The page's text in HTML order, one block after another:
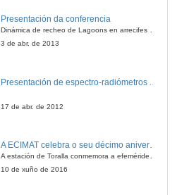
Presentación da conferencia
3 de abr. de 2013
17 de abr. de 2012
A ECIMAT celebra o seu décimo aniversario
10 de xuño de 2016